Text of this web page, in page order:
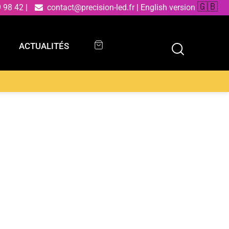
98 42 | contact@precision-led.fr | English version 🇬🇧
ACTUALITÉS
blancs orientables et six points lumineux